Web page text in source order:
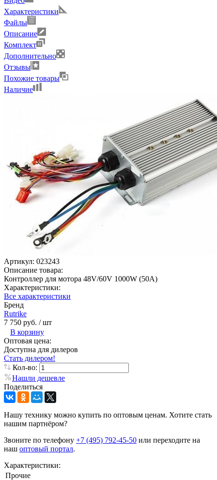
Характеристики
Файлы
Описание
Комплект
Дополнительно
Отзывы
Похожие товары
Наличие
Артикул: 023243
Описание товара:
Контроллер для мотора 48V/60V 1000W (50А)
Характеристики:
Все характеристики
Бренд
Rutrike
7 750 руб. / шт
В корзину
Оптовая цена:
Доступна для дилеров
Стать дилером!
Кол-во:
Нашли дешевле
Поделиться
Нашу технику можно купить по оптовым ценам. Хотите стать
нашим партнёром?
Звоните по телефону +7 (495) 792-45-50 или переходите на
наш оптовый портал.
Характеристики:
Прочие